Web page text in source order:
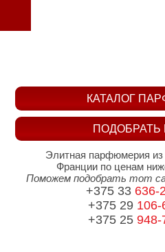
КАТАЛОГ
Элитная парфюмерия из
Франции по ценам
Поможем подобрать тот
+375 33 636-
+375 29 106-
+375 25 948-